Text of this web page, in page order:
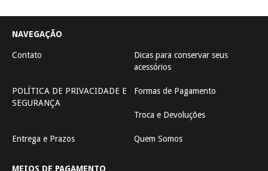
NAVEGAÇÃO
Contato
Dicas para conservar seus
acessórios
POLÍTICA DE PRIVACIDADE E
SEGURANÇA
Formas de Pagamento
Troca e Devoluções
Entrega e Prazos Quem Somos
MEIOS DE PAGAMENTO